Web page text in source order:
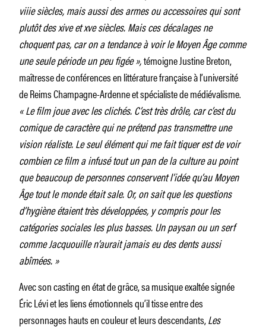
viiie siècles, mais aussi des armes ou accessoires qui sont
plutôt des xive et xve siècles. Mais ces décalages ne
choquent pas, car on a tendance à voir le Moyen Âge comme
une seule période un peu figée »,témoigne Justine Breton,
maîtresse de conférences en littérature française à l’université
de Reims Champagne-Ardenne et spécialiste de médiévalisme.
« Le film joue avec les clichés. C’est très drôle, car c’est du
comique de caractère qui ne prétend pas transmettre une
vision réaliste. Le seul élément qui me fait tiquer est de voir
combien ce film a infusé tout un pan de la culture au point
que beaucoup de personnes conservent l’idée qu’au Moyen
Âge tout le monde était sale. Or, on sait que les questions
d’hygiène étaient très développées, y compris pour les
catégories sociales les plus basses. Un paysan ou un serf
comme Jacquouille n’aurait jamais eu des dents aussi
abîmées. »
Avec son casting en état de grâce, sa musique exaltée signée
Éric Lévi et les liens émotionnels qu’il tisse entre des
personnages hauts en couleur et leurs descendants,Les